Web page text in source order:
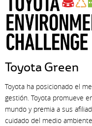
Toyota Green
Toyota ha posicionado el
gestión. Toyota promueve
mundo y premia a sus
cuidado del medio